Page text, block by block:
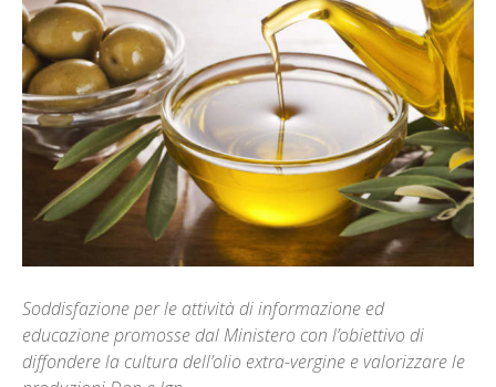
Soddisfazione per le attività di informazione ed
educazione promosse dal Ministero con l’obiettivo di
diffondere la cultura dell’olio extra-vergine e valorizzare le